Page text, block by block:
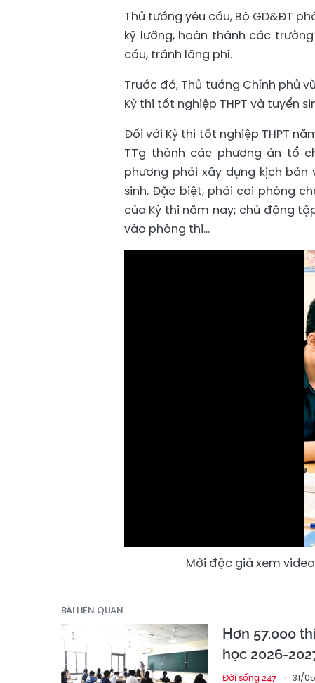
Thủ tướng yêu cầu, Bộ GD&ĐT
kỹ lưỡng, hoàn thành các
cầu, tránh lãng phí.
Trước đó, Thủ tướng Chính phủ
Kỳ thi tốt nghiệp THPT và tuyển
Đối với Kỳ thi tốt nghiệp THPT
TTg thành các phương án tổ
phương phải xây dựng kịch
sinh. Đặc biệt, phải coi phòng
của Kỳ thi năm nay; chủ động
vào phòng thi…
Mời độc giả xem
BÀI LIÊN QUAN
Hơn 57.000
học 2026-
Đời sống 247 31/